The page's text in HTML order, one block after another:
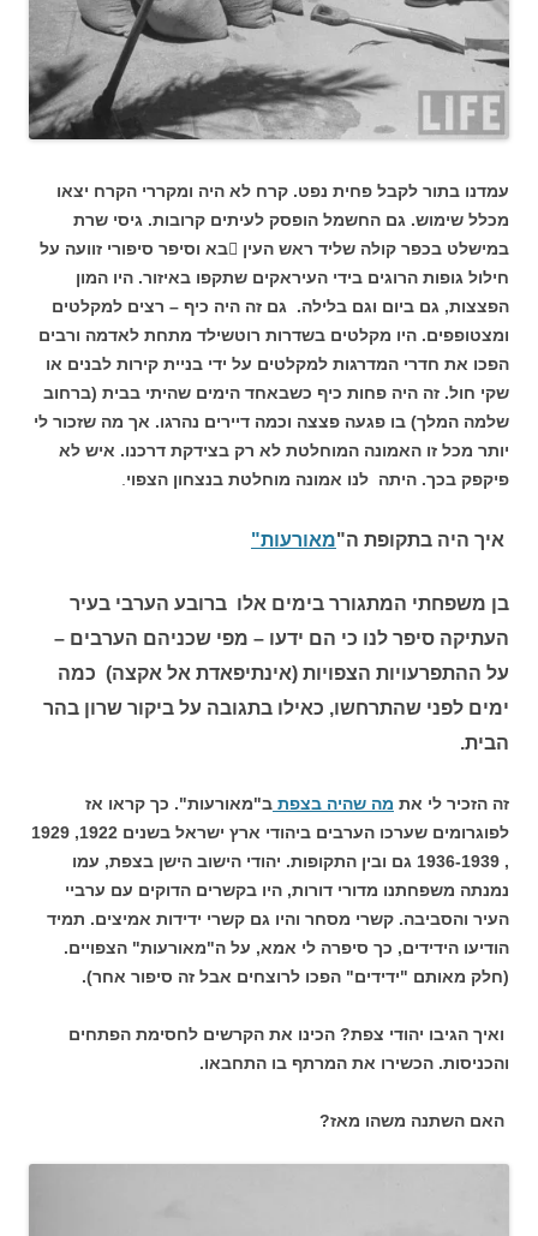
עמדנו בתור לקבל פחית נפט. קרח לא היה ומקררי הקרח יצאו
מכלל שימוש. גם החשמל הופסק לעיתים קרובות. גיסי שרת
במישלט בכפר קולה שליד ראש העין בא וסיפר סיפורי זוועה על
חילול גופות הרוגים בידי העיראקים שתקפו באיזור. היו המון
הפצצות, גם ביום וגם בלילה. גם זה היה כיף – רצים למקלטים
ומצטופפים. היו מקלטים בשדרות רוטשילד מתחת לאדמה ורבים
הפכו את חדרי המדרגות למקלטים על ידי בניית קירות לבנים או
שקי חול. זה היה פחות כיף כשבאחד הימים שהיתי בבית (ברחוב
שלמה המלך) בו פגעה פצצה וכמה דיירים נהרגו. אך מה שזכור לי
יותר מכל זו האמונה המוחלטת לא רק בצידקת דרכנו. איש לא
פיקפק בכך. היתה לנו אמונה מוחלטת בנצחון הצפוי
איך היה בתקופת ה"מאורעות"
בן משפחתי המתגורר בימים אלו ברובע הערבי בעיר
העתיקה סיפר לנו כי הם ידעו – מפי שכניהם הערבים –
על ההתפרעויות הצפויות (אינתיפאדת אל אקצה) כמה
ימים לפני שהתרחשו, כאילו בתגובה על ביקור שרון בהר
הבית.
זה הזכיר לי את מה שהיה בצפת ב"מאורעות". כך קראו אז
לפוגרומים שערכו הערבים ביהודי ארץ ישראל בשנים 1922, 1929
, 1936-1939 גם ובין התקופות. יהודי הישוב הישן בצפת, עמו
נמנתה משפחתנו מדורי דורות, היו בקשרים הדוקים עם ערביי
העיר והסביבה. קשרי מסחר והיו גם קשרי ידידות אמיצים. תמיד
הודיעו הידידים, כך סיפרה לי אמא, על ה"מאורעות" הצפויים.
(חלק מאותם "ידידים" הפכו לרוצחים אבל זה סיפור אחר).
ואיך הגיבו יהודי צפת? הכינו את הקרשים לחסימת הפתחים
והכניסות. הכשירו את המרתף בו התחבאו.
האם השתנה משהו מאז?